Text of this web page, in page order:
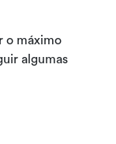
o máximo
algumas